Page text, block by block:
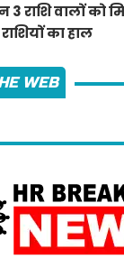
3 राशि वालों को
का हाल
WEB